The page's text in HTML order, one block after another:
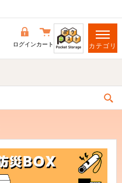
ログインカート カテゴリ